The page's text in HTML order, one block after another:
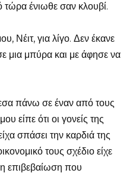
τώρα ένιωθε σαν κλουβί.
Νέιτ, για λίγο. Δεν έκανε
μια μπύρα και με άφησε να
πάνω σε έναν από τους
είπε ότι οι γονείς της
σπάσει την καρδιά της
τους σχέδιο είχε
επιβεβαίωση που